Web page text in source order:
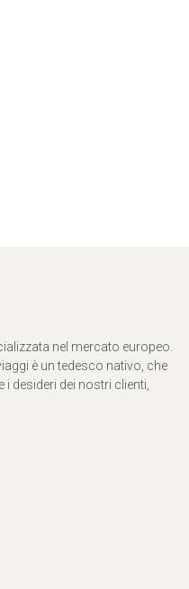
nel mercato europeo.
è un tedesco nativo, che
desideri dei nostri clienti,